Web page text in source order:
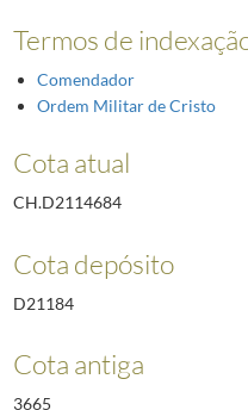
Termos de
Comendador
Ordem Militar de Cristo
Cota atual
CH.D2114684
Cota depósito
D21184
Cota antiga
3665